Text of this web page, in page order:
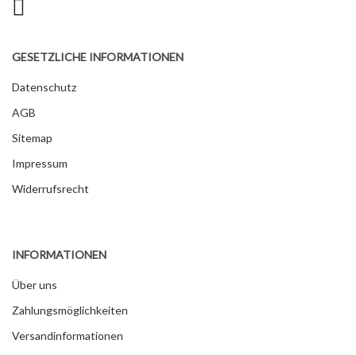
GESETZLICHE INFORMATIONEN
Datenschutz
AGB
Sitemap
Impressum
Widerrufsrecht
INFORMATIONEN
Über uns
Zahlungsmöglichkeiten
Versandinformationen